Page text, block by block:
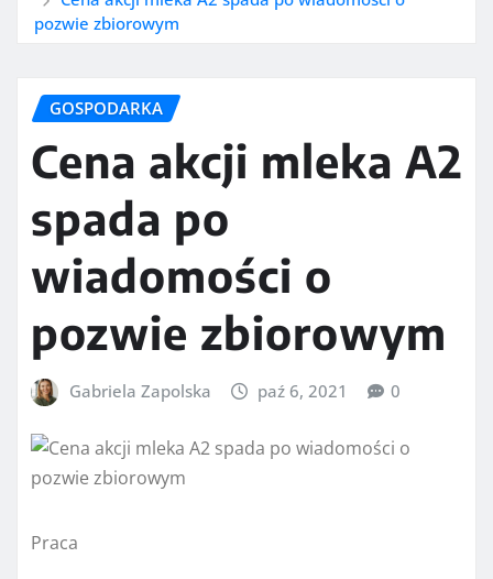
pozwie zbiorowym
GOSPODARKA
Cena akcji mleka A2
spada po
wiadomości o
pozwie zbiorowym
Gabriela Zapolska paź 6, 2021 0
Praca